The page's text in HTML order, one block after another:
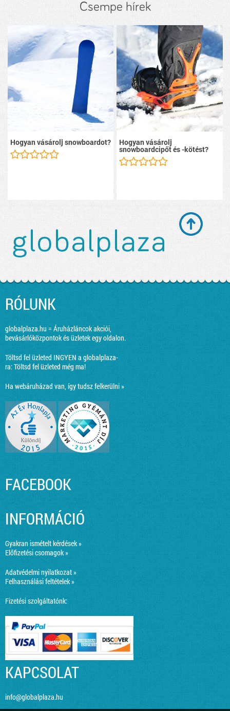
Csempe hírek
Hogyan vásárolj snowboardot? Hogyan vásárolj
snowboardcipőt és -kötést?
RÓLUNK
globalplaza.hu = Áruházláncok akciói,
bevásárlóközpontok és üzletek egy oldalon.
Töltsd fel üzleted INGYEN a globalplaza-
ra:Töltsd fel üzleted még ma!
Ha webáruházad van, így tudsz felkerülni »
FACEBOOK
INFORMÁCIÓ
Gyakran ismételt kérdések »
Előfizetési csomagok »
Adatvédelmi nyilatkozat »
Felhasználási feltételek »
Fizetési szolgáltatónk:
KAPCSOLAT
info@globalplaza.hu